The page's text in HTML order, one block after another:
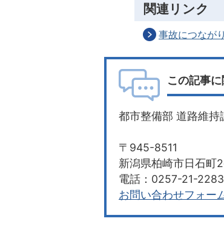
関連リンク
事故につなが
この記事
都市整備部 道路維持
〒945-8511
新潟県柏崎市日石町
電話：0257-21-
お問い合わせフォー